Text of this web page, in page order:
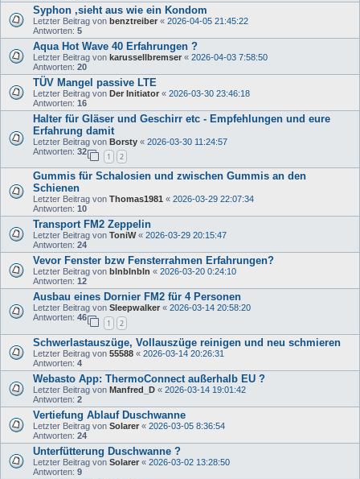
Syphon ,sieht aus wie ein Kondom
Letzter Beitrag von benztreiber « 2026-04-05 21:45:22
Antworten: 5
Aqua Hot Wave 40 Erfahrungen ?
Letzter Beitrag von karussellbremser « 2026-04-03 7:58:50
Antworten: 20
TÜV Mangel passive LTE
Letzter Beitrag von Der Initiator « 2026-03-30 23:46:18
Antworten: 16
Halter für Gläser und Geschirr etc - Empfehlungen und eure
Erfahrung damit
Letzter Beitrag von Borsty « 2026-03-30 11:24:57
Antworten: 32
1 2
Gummis für Schalosien und zwischen Gummis an den
Schienen
Letzter Beitrag von Thomas1981 « 2026-03-29 22:07:34
Antworten: 10
Transport FM2 Zeppelin
Letzter Beitrag von ToniW« 2026-03-29 20:15:47
Antworten: 24
Vevor Fenster bzw Fensterrahmen Erfahrungen?
Letzter Beitrag von blnblnbln « 2026-03-20 0:24:10
Antworten: 12
Ausbau eines Dornier FM2 für 4 Personen
Letzter Beitrag von Sleepwalker « 2026-03-14 20:58:20
Antworten: 46
1 2
Schwerlastauszüge, Vollauszüge reinigen und neu schmieren
Letzter Beitrag von 55588 « 2026-03-14 20:26:31
Antworten: 4
Webasto App: ThermoConnect außerhalb EU ?
Letzter Beitrag von Manfred_D « 2026-03-14 19:01:42
Antworten: 2
Vertiefung Ablauf Duschwanne
Letzter Beitrag von Solarer « 2026-03-05 8:36:54
Antworten: 24
Unterfütterung Duschwanne ?
Letzter Beitrag von Solarer « 2026-03-02 13:28:50
Antworten: 9